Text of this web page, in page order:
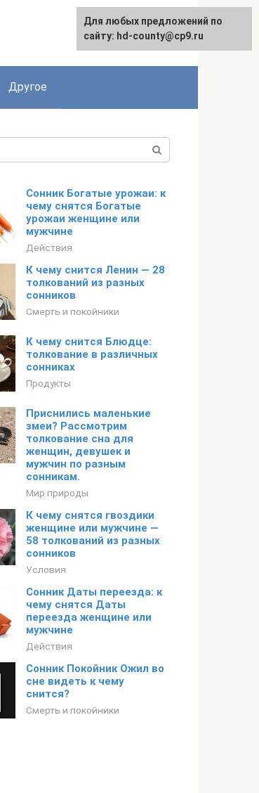
Другое
Сонник Богатые урожаи: к
чему снятся Богатые
урожаи женщине или
мужчине
Действия
К чему снится Ленин — 28
толкований из разных
сонников
Смерть и покойники
К чему снится Блюдце:
толкование в различных
сонниках
Продукты
Приснились маленькие
змеи? Рассмотрим
толкование сна для
женщин, девушек и
мужчин по разным
сонникам.
Мир природы
К чему снятся гвоздики
женщине или мужчине —
58 толкований из разных
сонников
Условия
Сонник Даты переезда: к
чему снятся Даты
переезда женщине или
мужчине
Действия
Сонник Покойник Ожил во
сне видеть к чему
снится?
Смерть и покойники
Для любых предложений по
сайту: hd-county@cp9.ru